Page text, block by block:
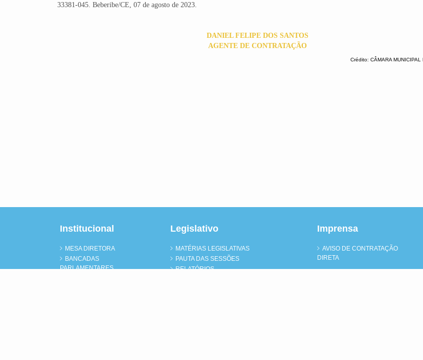
33381-045. Beberibe/CE, 07 de agosto de 2023.
DANIEL FELIPE DOS SANTOS
AGENTE DE CONTRATAÇÃO
Crédito: CÂMARA MUNICIPAL
Institucional
MESA DIRETORA
BANCADAS
PARLAMENTARES
Legislativo
MATÉRIAS LEGISLATIVAS
PAUTA DAS SESSÕES
RELATÓRIOS
Imprensa
AVISO DE CONTRATAÇÃO
DIRETA